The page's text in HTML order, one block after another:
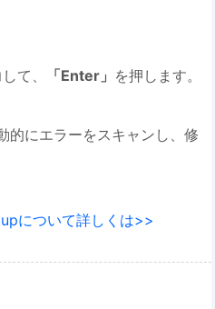
て、 「Enter」 を押します。
的にエラーをスキャンし、修
について詳しくは>>